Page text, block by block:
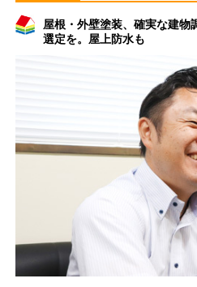
屋根・外壁塗装、確実な建物
選定を。屋上防水も